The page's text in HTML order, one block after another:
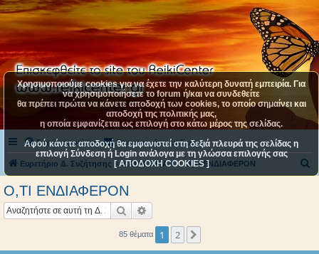
Συχνές ερωτήσεις Επικοινωνήστε μαζί μας
Ευρετήριο Δ. Συζήτησης ΚΑΤΗΓΟΡΙΑ 4 Ο,ΤΙ ΕΝΔΙΑΦΕΡΟΝ
Ο,ΤΙ ΕΝΔΙΑΦΕΡΟΝ
Αναζήτηση
85 θέματα 1 2
Χρησιμοποιούμε cookies για να έχετε την καλύτερη δυνατή εμπειρία. Για
να χρησιμοποιήσετε το forum ή/και να συνδεθείτε
θα πρέπει πρώτα να κάνετε αποδοχή των cookies, το οποίο σημαίνει και
αποδοχή της πολιτικής μας,
η οποία εμφανίζεται ως επιλογή στο κάτω μέρος της σελίδας.
Αφού κάνετε αποδοχή θα εμφανιστεί στη δεξιά πλευρά της σελίδας η
επιλογή Σύνδεση ή Login ανάλογα με τη γλώσσα επιλογής σας
[ ΑΠΟΔΟΧΗ COOKIES ]